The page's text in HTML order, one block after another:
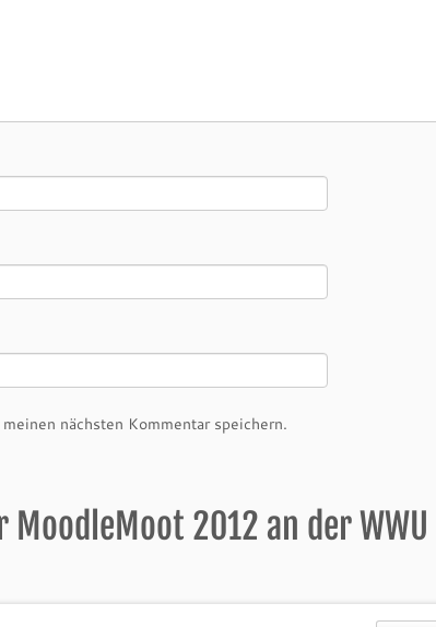
nächsten Kommentar speichern.
MoodleMoot 2012 an der WWU